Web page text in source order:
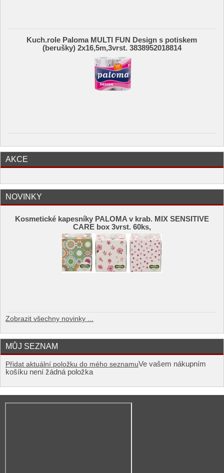
Kuch.role Paloma MULTI FUN Design s potiskem
(berušky) 2x16,5m,3vrst. 3838952018814
AKCE
NOVINKY
Kosmetické kapesníky PALOMA v krab. MIX SENSITIVE
CARE box 3vrst. 60ks,
Zobrazit všechny novinky ...
MŮJ SEZNAM
Přidat aktuální položku do mého seznamuVe vašem nákupním
košíku není žádná položka